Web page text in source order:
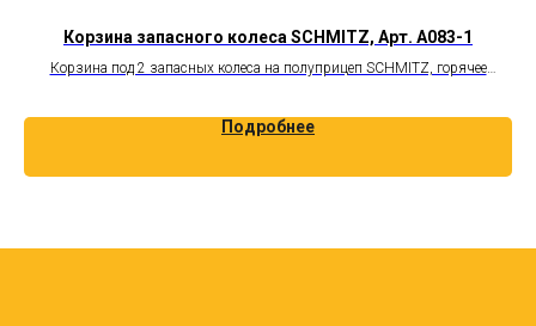
Корзина запасного колеса SCHMITZ, Арт. A083-1
Корзина под 2 запасных колеса на полуприцеп SCHMITZ, горячее
Подробнее